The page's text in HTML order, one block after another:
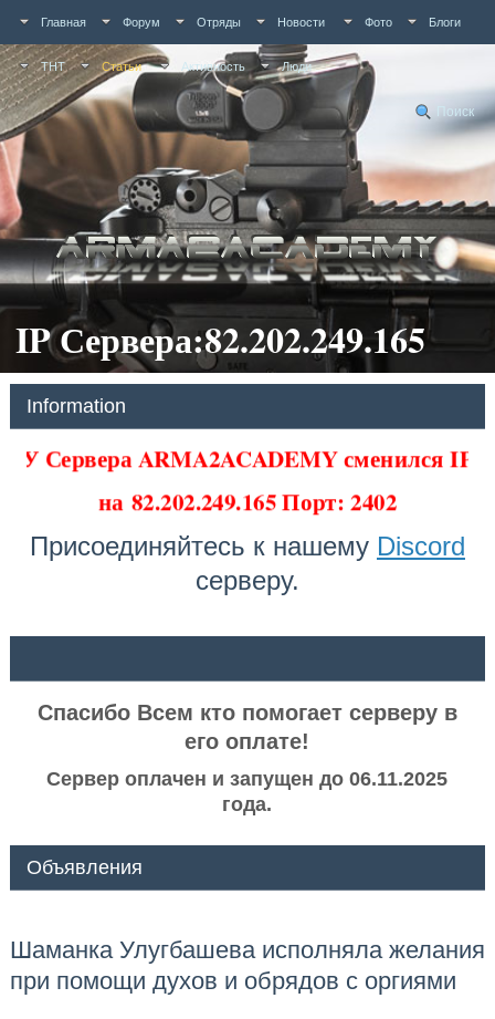
Главная Форум Отряды Новости Фото Блоги
ТНТ Статьи Активность Люди
Поиск
IP Сервера:82.202.249.165
Information
У Сервера ARMA2ACADEMY сменился IP
на82.202.249.165 Порт: 2402
Присоединяйтесь к нашему Discord
серверу.
Спасибо Всем кто помогает серверу в
его оплате!
Сервер оплачен и запущен до 06.11.2025
года.
Объявления
Шаманка Улугбашева исполняла желания
при помощи духов и обрядов с оргиями